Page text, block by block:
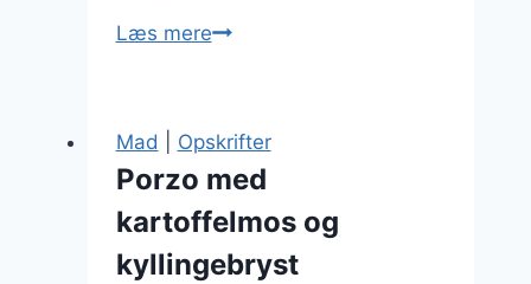
Læs merePorzo
skinke:
fyldig
og
velsmagende
Mad Opskrifter
Porzo med
kartoffelmos og
kyllingebryst